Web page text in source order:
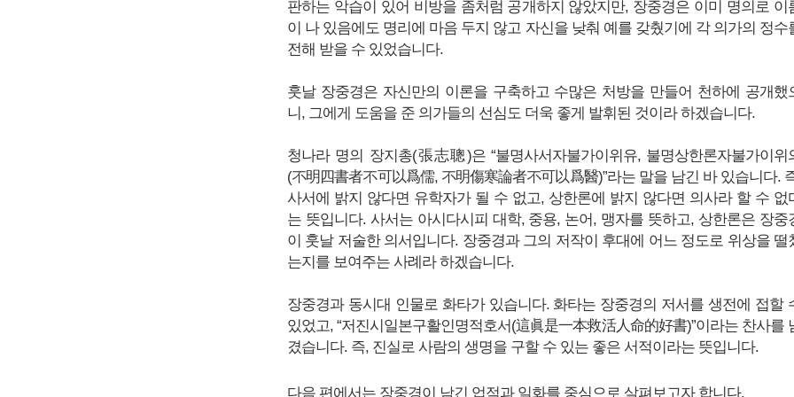
판하는 악습이 있어 비방을 좀처럼 공개하지 않았지만, 장중경은 이미 명의로 이
이 나 있음에도 명리에 마음 두지 않고 자신을 낮춰 예를 갖췄기에 각 의가의 정수
전해 받을 수 있었습니다.
훗날 장중경은 자신만의 이론을 구축하고 수많은 처방을 만들어 천하에 공개했
니, 그에게 도움을 준 의가들의 선심도 더욱 좋게 발휘된 것이라 하겠습니다.
청나라 명의 장지총(張志聰)은 “불명사서자불가이위유, 불명상한론자불가이위
(不明四書者不可以爲儒, 不明傷寒論者不可以爲醫)”라는 말을 남긴 바 있습니다.
사서에 밝지 않다면 유학자가 될 수 없고, 상한론에 밝지 않다면 의사라 할 수 없
는 뜻입니다. 사서는 아시다시피 대학, 중용, 논어, 맹자를 뜻하고, 상한론은 장중
이 훗날 저술한 의서입니다. 장중경과 그의 저작이 후대에 어느 정도로 위상을 떨
는지를 보여주는 사례라 하겠습니다.
장중경과 동시대 인물로 화타가 있습니다. 화타는 장중경의 저서를 생전에 접할
있었고, “저진시일본구활인명적호서(這眞是一本救活人命的好書)”이라는 찬사를
겼습니다. 즉, 진실로 사람의 생명을 구할 수 있는 좋은 서적이라는 뜻입니다.
다음 편에서는 장중경이 남긴 업적과 일화를 중심으로 살펴보고자 합니다.